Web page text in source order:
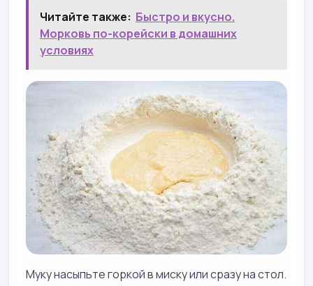
Читайте также: Быстро и вкусно.
Морковь по-корейски в домашних
условиях
Муку насыпьте горкой в миску или сразу на стол.